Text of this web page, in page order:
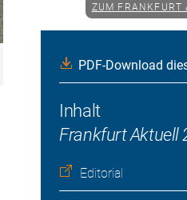
ZUM FRANKFURT
PDF-Download
Inhalt
Frankfurt Aktuell
Editorial